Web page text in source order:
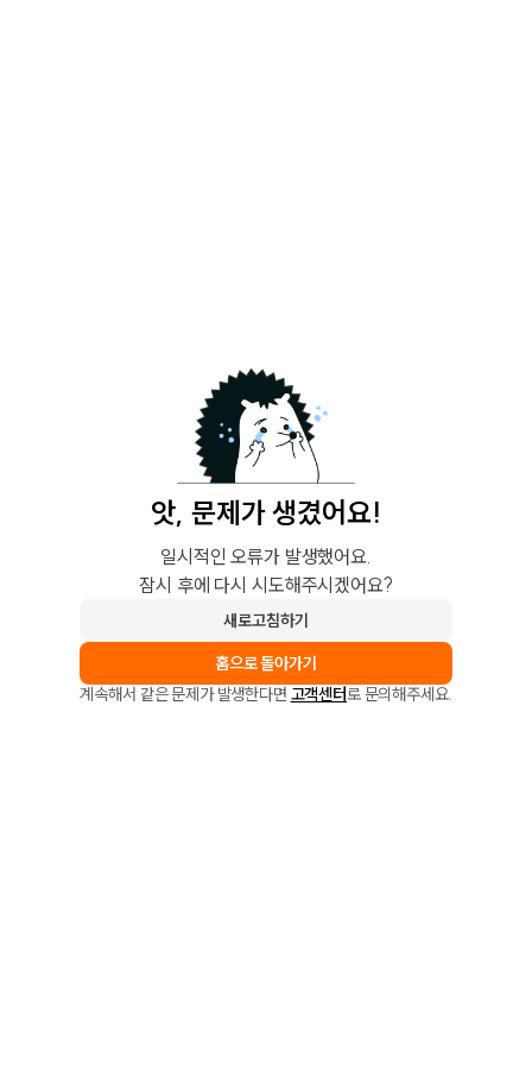
앗, 문제가 생겼어요!
일시적인 오류가 발생했어요.
잠시 후에 다시 시도해주시겠어요?
새로고침하기
홈으로 돌아가기
계속해서 같은 문제가 발생한다면 고객센터로 문의해주세요.